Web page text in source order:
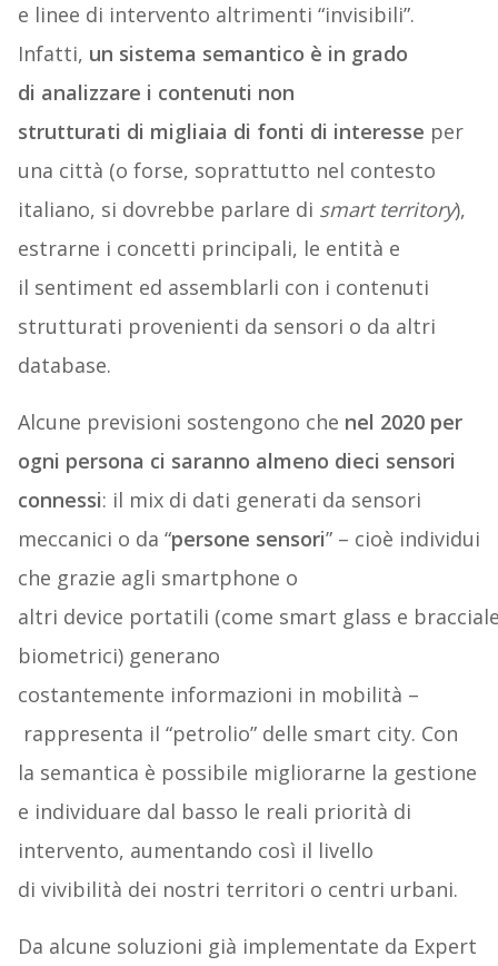
e linee di intervento altrimenti “invisibili”.
Infatti, un sistema semantico è in grado
di analizzare i contenuti non
strutturati di migliaia di fonti di interesse per
una città (o forse, soprattutto nel contesto
italiano, si dovrebbe parlare di smart territory),
estrarne i concetti principali, le entità e
il sentiment ed assemblarli con i contenuti
strutturati provenienti da sensori o da altri
database.
Alcune previsioni sostengono che nel 2020 per
ogni persona ci saranno almeno dieci sensori
connessi: il mix di dati generati da sensori
meccanici o da “persone sensori” – cioè individui
che grazie agli smartphone o
altri device portatili (come smart glass e
biometrici) generano
costantemente informazioni in mobilità –
rappresenta il “petrolio” delle smart city. Con
la semantica è possibile migliorarne la gestione
e individuare dal basso le reali priorità di
intervento, aumentando così il livello
di vivibilità dei nostri territori o centri urbani.
Da alcune soluzioni già implementate da Expert